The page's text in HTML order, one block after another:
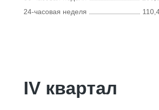
24-часовая неделя
IV квартал